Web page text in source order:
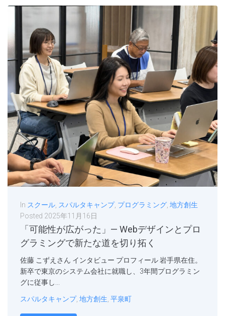
In スクール スパルタキャンプ, プログラミング 地方創生
Posted 2025年11月16日
「可能性が広がった」— Webデザインとプロ
グラミングで新たな道を切り拓く
佐藤 こずえさん インタビュー プロフィール 岩手県在住。
新卒で東京のシステム会社に就職し、3年間プログラミン
グに従事し...
スパルタキャンプ, 地方創生 平泉町